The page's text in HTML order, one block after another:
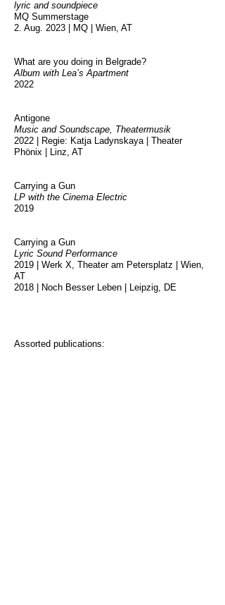
lyric and soundpiece
MQ Summerstage
2. Aug. 2023 | MQ | Wien, AT
What are you doing in Belgrade?
Album with Lea’s Apartment
2022
Antigone
Music and Soundscape, Theatermusik
2022 | Regie: Katja Ladynskaya | Theater
Phönix | Linz, AT
Carrying a Gun
LP with the Cinema Electric
2019
Carrying a Gun
Lyric Sound Performance
2019 | Werk X, Theater am Petersplatz | Wien,
AT
2018 | Noch Besser Leben | Leipzig, DE
Assorted publications: